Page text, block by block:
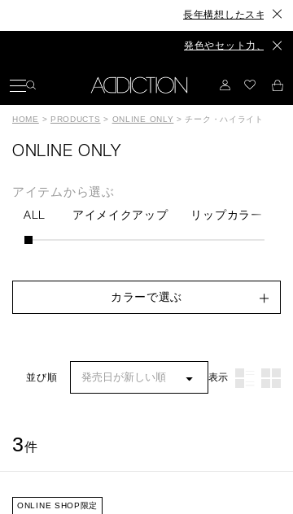
長年構想したスキンケ
発色やセット力、カラ
HOME > PRODUCTS > ONLINE ONLY >チーク・ハイライト
ONLINE ONLY
アイテムから選ぶ
ALL アイメイクアップ リップカラー
カラーで選ぶ
並び順 表示
3件
ONLINE SHOP限定